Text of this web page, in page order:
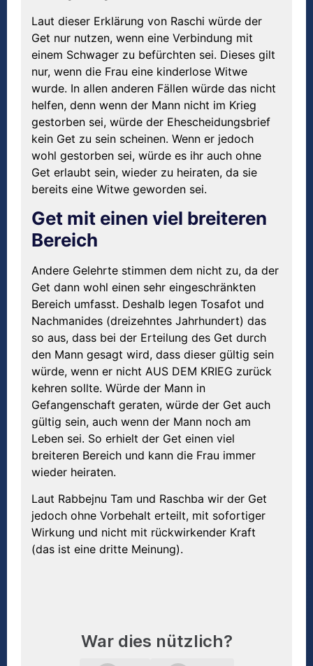
Laut dieser Erklärung von Raschi würde der
Get nur nutzen, wenn eine Verbindung mit
einem Schwager zu befürchten sei. Dieses gilt
nur, wenn die Frau eine kinderlose Witwe
wurde. In allen anderen Fällen würde das nicht
helfen, denn wenn der Mann nicht im Krieg
gestorben sei, würde der Ehescheidungsbrief
kein Get zu sein scheinen. Wenn er jedoch
wohl gestorben sei, würde es ihr auch ohne
Get erlaubt sein, wieder zu heiraten, da sie
bereits eine Witwe geworden sei.
Get mit einen viel breiteren
Bereich
Andere Gelehrte stimmen dem nicht zu, da der
Get dann wohl einen sehr eingeschränkten
Bereich umfasst. Deshalb legen Tosafot und
Nachmanides (dreizehntes Jahrhundert) das
so aus, dass bei der Erteilung des Get durch
den Mann gesagt wird, dass dieser gültig sein
würde, wenn er nicht AUS DEM KRIEG zurück
kehren sollte. Würde der Mann in
Gefangenschaft geraten, würde der Get auch
gültig sein, auch wenn der Mann noch am
Leben sei. So erhielt der Get einen viel
breiteren Bereich und kann die Frau immer
wieder heiraten.
Laut Rabbejnu Tam und Raschba wir der Get
jedoch ohne Vorbehalt erteilt, mit sofortiger
Wirkung und nicht mit rückwirkender Kraft
(das ist eine dritte Meinung).
War dies nützlich?